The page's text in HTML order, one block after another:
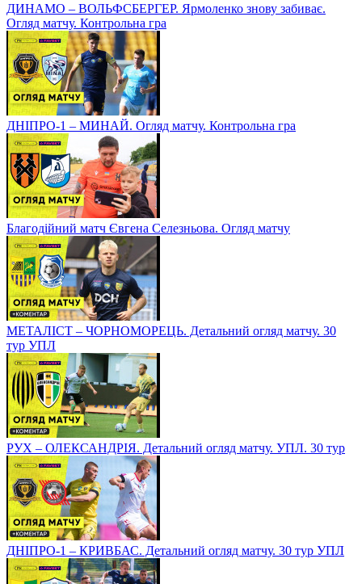
ДИНАМО – ВОЛЬФСБЕРГЕР. Ярмоленко знову забиває.
Огляд матчу. Контрольна гра
ДНІПРО-1 – МИНАЙ. Огляд матчу. Контрольна гра
Благодійний матч Євгена Селезньова. Огляд матчу
МЕТАЛІСТ – ЧОРНОМОРЕЦЬ. Детальний огляд матчу. 30
тур УПЛ
РУХ – ОЛЕКСАНДРІЯ. Детальний огляд матчу. УПЛ. 30 тур
ДНІПРО-1 – КРИВБАС. Детальний огляд матчу. 30 тур УПЛ